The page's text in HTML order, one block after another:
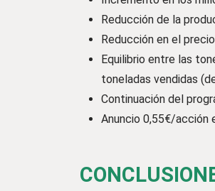
Reducción de la
Reducción en el
Equilibrio entre las
toneladas vendidas
Continuación del
Anuncio 0,55€/acción